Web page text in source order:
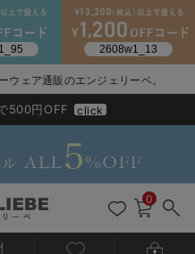
ウェア通販のエンジェリーベ。
7,700円以上で送料無料
500円OFF click
0